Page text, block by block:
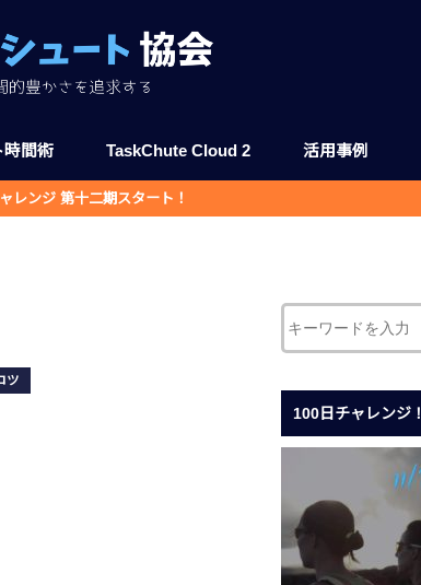
時間術 TaskChute Cloud 2
無料ではじめる
TaskChute Cloud 2 アップデート情報
TaskChute Cloud 2 ヘルプページ
活用事例
レンジ 第十二期スタート！
ツ
100日チャレンジ！